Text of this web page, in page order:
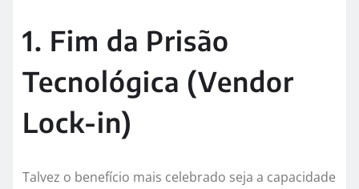
1. Fim da Prisão
Tecnológica (Vendor
Lock-in)
Talvez o benefício mais celebrado seja a capacidade